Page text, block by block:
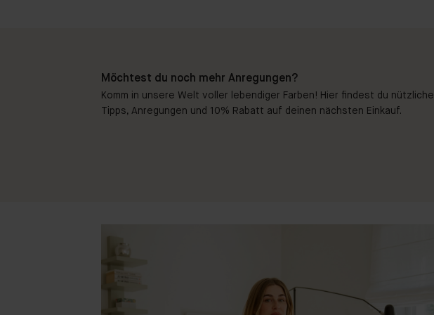
Möchtest du noch mehr Anregungen?
Komm in unsere Welt voller lebendiger Farben! Hier findest du nützliche
Tipps, Anregungen und 10% Rabatt auf deinen nächsten Einkauf.